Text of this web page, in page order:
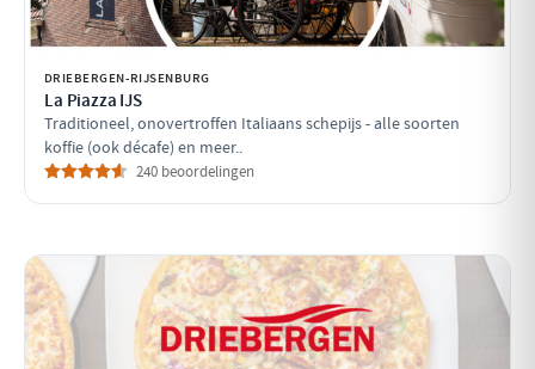
DRIEBERGEN-RIJSENBURG
La Piazza IJS
Traditioneel, onovertroffen Italiaans schepijs - alle soorten
koffie (ook décafe) en meer..
240 beoordelingen